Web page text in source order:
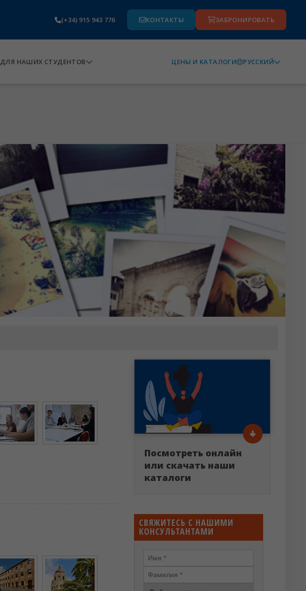
(+34) 915 943 776 КОНТАКТЫ ЗАБРОНИРОВАТЬ
ДЛЯ НАШИХ СТУДЕНТОВ ЦЕНЫ И КАТАЛОГИ РУССКИЙ
Посмотреть онлайн
или скачать наши
каталоги
СВЯЖИТЕСЬ С НАШИМИ
КОНСУЛЬТАНТАМИ